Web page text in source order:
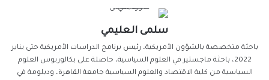
سلمى العليمي
باحثة متخصصة بالشؤون الأمريكية، رئيس برنامج الدراسات الأمريكية حتى يناير
2022، باحثة ماجستير في العلوم السياسية، حاصلة على بكالوريوس العلوم
السياسية من كلية الاقتصاد والعلوم السياسية جامعة القاهرة، ودبلومة في